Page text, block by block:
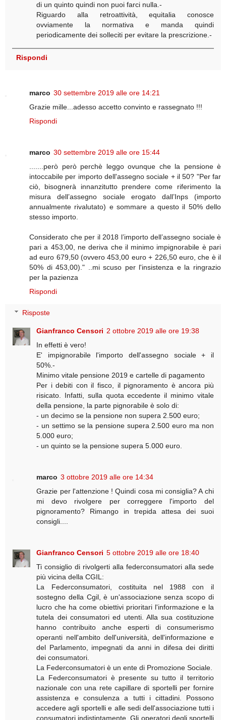
di un quinto quindi non puoi farci nulla.-
Riguardo alla retroattività, equitalia conosce
ovviamente la normativa e manda quindi
periodicamente dei solleciti per evitare la prescrizione.-
Rispondi
marco 30 settembre 2019 alle ore 14:21
Grazie mille...adesso accetto convinto e rassegnato !!!
Rispondi
marco 30 settembre 2019 alle ore 15:44
.......però però perchè leggo ovunque che la pensione è
intoccabile per importo dell'assegno sociale + il 50? "Per far
ciò, bisognerà innanzitutto prendere come riferimento la
misura dell’assegno sociale erogato dall’Inps (importo
annualmente rivalutato) e sommare a questo il 50% dello
stesso importo.
Considerato che per il 2018 l’importo dell’assegno sociale è
pari a 453,00, ne deriva che il minimo impignorabile è pari
ad euro 679,50 (ovvero 453,00 euro + 226,50 euro, che è il
50% di 453,00)." ..mi scuso per l'insistenza e la ringrazio
per la pazienza
Rispondi
Risposte
Gianfranco Censori 2 ottobre 2019 alle ore 19:38
In effetti è vero!
E' impignorabile l'importo dell'assegno sociale + il
50%.-
Minimo vitale pensione 2019 e cartelle di pagamento
Per i debiti con il fisco, il pignoramento è ancora più
risicato. Infatti, sulla quota eccedente il minimo vitale
della pensione, la parte pignorabile è solo di:
- un decimo se la pensione non supera 2.500 euro;
- un settimo se la pensione supera 2.500 euro ma non
5.000 euro;
- un quinto se la pensione supera 5.000 euro.
marco 3 ottobre 2019 alle ore 14:34
Grazie per l'attenzione ! Quindi cosa mi consiglia? A chi
mi devo rivolgere per correggere l'importo del
pignoramento? Rimango in trepida attesa dei suoi
consigli....
Gianfranco Censori 5 ottobre 2019 alle ore 18:40
Ti consiglio di rivolgerti alla federconsumatori alla sede
più vicina della CGIL:
La Federconsumatori, costituita nel 1988 con il
sostegno della Cgil, è un'associazione senza scopo di
lucro che ha come obiettivi prioritari l'informazione e la
tutela dei consumatori ed utenti. Alla sua costituzione
hanno contribuito anche esperti di consumerismo
operanti nell'ambito dell'università, dell'informazione e
del Parlamento, impegnati da anni in difesa dei diritti
dei consumatori.
La Federconsumatori è un ente di Promozione Sociale.
La Federconsumatori è presente su tutto il territorio
nazionale con una rete capillare di sportelli per fornire
assistenza e consulenza a tutti i cittadini. Possono
accedere agli sportelli e alle sedi dell'associazione tutti i
consumatori indistintamente. Gli operatori degli sportelli